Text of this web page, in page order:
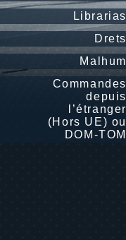
Librarias
Drets
Malhum
Commandes
depuis
l’étranger
(Hors UE) ou
DOM-TOM